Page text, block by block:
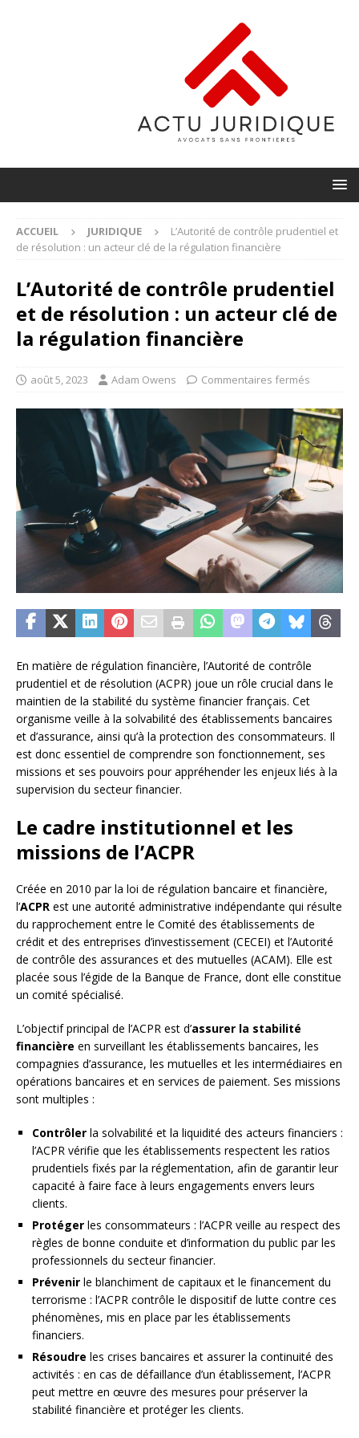
ACCUEIL JURIDIQUE
L’Autorité de contrôle prudentiel et
de résolution : un acteur clé de la régulation financière
L’Autorité de contrôle prudentiel
et de résolution : un acteur clé de
la régulation financière
août 5, 2023 Adam Owens Commentaires fermés
En matière de régulation financière, l’Autorité de contrôle
prudentiel et de résolution (ACPR) joue un rôle crucial dans le
maintien de la stabilité du système financier français. Cet
organisme veille à la solvabilité des établissements bancaires
et d’assurance, ainsi qu’à la protection des consommateurs. Il
est donc essentiel de comprendre son fonctionnement, ses
missions et ses pouvoirs pour appréhender les enjeux liés à la
supervision du secteur financier.
Le cadre institutionnel et les
missions de l’ACPR
Créée en 2010 par la loi de régulation bancaire et financière,
l’ACPR est une autorité administrative indépendante qui résulte
du rapprochement entre le Comité des établissements de
crédit et des entreprises d’investissement (CECEI) et l’Autorité
de contrôle des assurances et des mutuelles (ACAM). Elle est
placée sous l’égide de la Banque de France, dont elle constitue
un comité spécialisé.
L’objectif principal de l’ACPR est d’assurer la stabilité
financière en surveillant les établissements bancaires, les
compagnies d’assurance, les mutuelles et les intermédiaires en
opérations bancaires et en services de paiement. Ses missions
sont multiples :
Contrôler la solvabilité et la liquidité des acteurs financiers :
l’ACPR vérifie que les établissements respectent les ratios
prudentiels fixés par la réglementation, afin de garantir leur
capacité à faire face à leurs engagements envers leurs
clients.
Protéger les consommateurs : l’ACPR veille au respect des
règles de bonne conduite et d’information du public par les
professionnels du secteur financier.
Prévenir le blanchiment de capitaux et le financement du
terrorisme : l’ACPR contrôle le dispositif de lutte contre ces
phénomènes, mis en place par les établissements
financiers.
Résoudre les crises bancaires et assurer la continuité des
activités : en cas de défaillance d’un établissement, l’ACPR
peut mettre en œuvre des mesures pour préserver la
stabilité financière et protéger les clients.